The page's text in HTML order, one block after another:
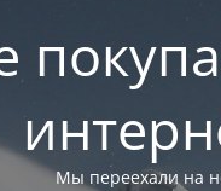
Мы переехали на